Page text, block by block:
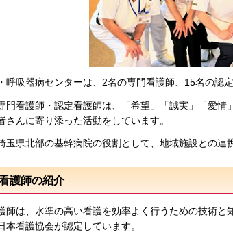
呼吸器病センターは、2名の専門看護師、15名の認
門看護師・認定看護師は、「希望」「誠実」「愛
さんに寄り添った活動をしています。
玉県北部の基幹病院の役割として、地域施設との
護師の紹介
師は、水準の高い看護を効率よく行うための技術と
本看護協会が認定しています。